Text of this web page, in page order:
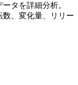
タを詳細分析。
数、変化量、リリー